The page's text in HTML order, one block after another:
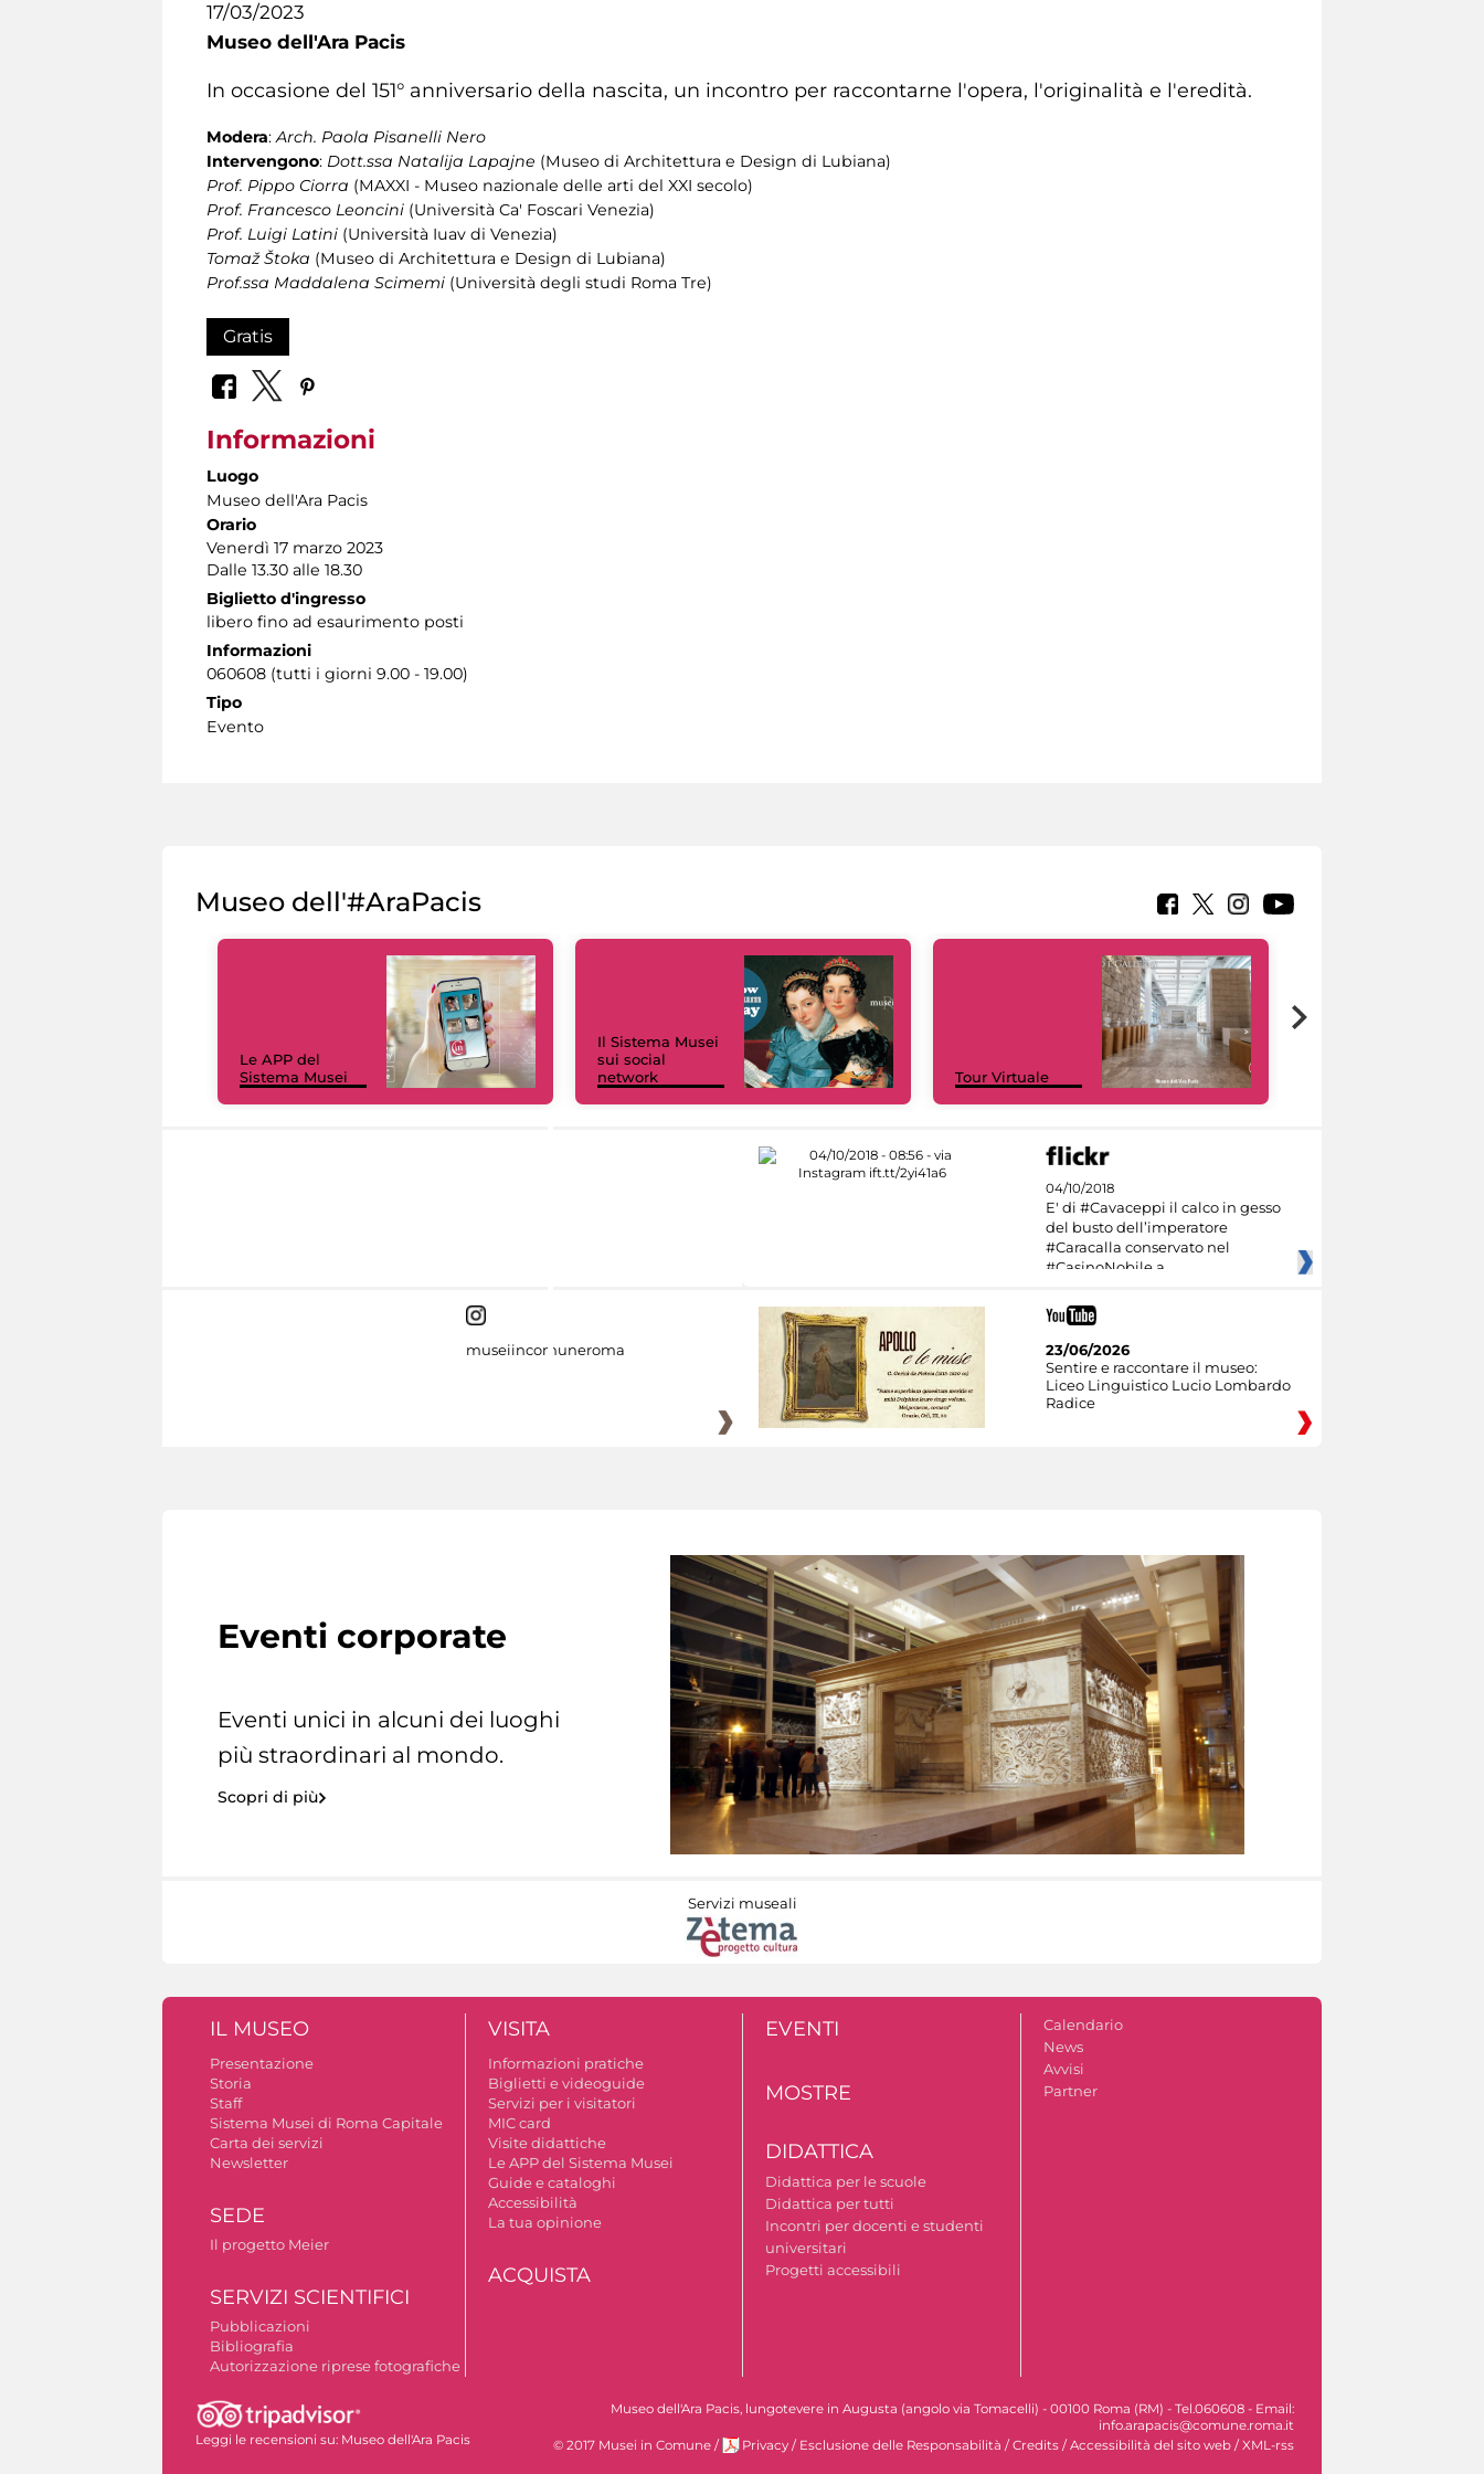
17/03/2023
Museo dell'Ara Pacis
In occasione del 151° anniversario della nascita, un incontro per raccontarne l'opera, l'originalità e l'eredità.
Modera:Arch. Paola Pisanelli Nero
Intervengono: Dott.ssa Natalija Lapajne (Museo di Architettura e Design di Lubiana)
Prof. Pippo Ciorra (MAXXI - Museo nazionale delle arti del XXI secolo)
Prof. Francesco Leoncini (Università Ca' Foscari Venezia)
Prof. Luigi Latini (Università Iuav di Venezia)
Tomaž Štoka (Museo di Architettura e Design di Lubiana)
Prof.ssa Maddalena Scimemi (Università degli studi Roma Tre)
Gratis
Informazioni
Luogo
Museo dell'Ara Pacis
Orario
Venerdì 17 marzo 2023
Dalle 13.30 alle 18.30
Biglietto d'ingresso
libero fino ad esaurimento posti
Informazioni
060608 (tutti i giorni 9.00 - 19.00)
Tipo
Evento
Museo dell'#AraPacis
Le APP del
Sistema Musei
Il Sistema Musei
sui social
network
Tour Virtuale
04/10/2018
E' di #Cavaceppi il calco in gesso
del busto dell’imperatore
#Caracalla conservato nel
#CasinoNobile a
museiincomuneroma
23/06/2026
Sentire e raccontare il museo:
Liceo Linguistico Lucio Lombardo
Radice
Eventi corporate
Eventi unici in alcuni dei luoghi
più straordinari al mondo.
Scopri di più
Servizi museali
IL MUSEO
Presentazione
Storia
Staff
Sistema Musei di Roma Capitale
Carta dei servizi
Newsletter
SEDE
Il progetto Meier
SERVIZI SCIENTIFICI
Pubblicazioni
Bibliografia
Autorizzazione riprese fotografiche
VISITA
Informazioni pratiche
Biglietti e videoguide
Servizi per i visitatori
MIC card
Visite didattiche
Le APP del Sistema Musei
Guide e cataloghi
Accessibilità
La tua opinione
ACQUISTA
EVENTI
MOSTRE
DIDATTICA
Didattica per le scuole
Didattica per tutti
Incontri per docenti e studenti
universitari
Progetti accessibili
Calendario
News
Avvisi
Partner
Leggi le recensioni su: Museo dell'Ara Pacis
Museo dell'Ara Pacis, lungotevere in Augusta (angolo via Tomacelli) - 00100 Roma (RM) - Tel.060608 - Email:
info.arapacis@comune.roma.it
© 2017 Musei in Comune / Privacy / Esclusione delle Responsabilità / Credits / Accessibilità del sito web / XML-rss